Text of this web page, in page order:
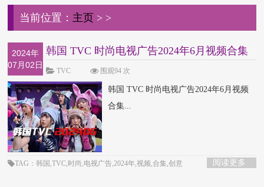
当前位置： 主页 > >
2024年
07月02日
韩国 TVC 时尚电视广告2024年6月视频合集
TVC 围观94 次
韩国 TVC 时尚电视广告2024年6月视频
合集...
阅读更多
TAG：韩国,TVC,时尚,电视广告,2024年,视频,合集,创意